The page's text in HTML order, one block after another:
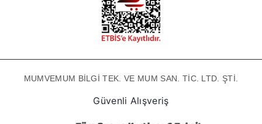
MUMVEMUM BİLGİ TEK. VE MUM SAN. TİC. LTD. ŞTİ.
Güvenli Alışveriş